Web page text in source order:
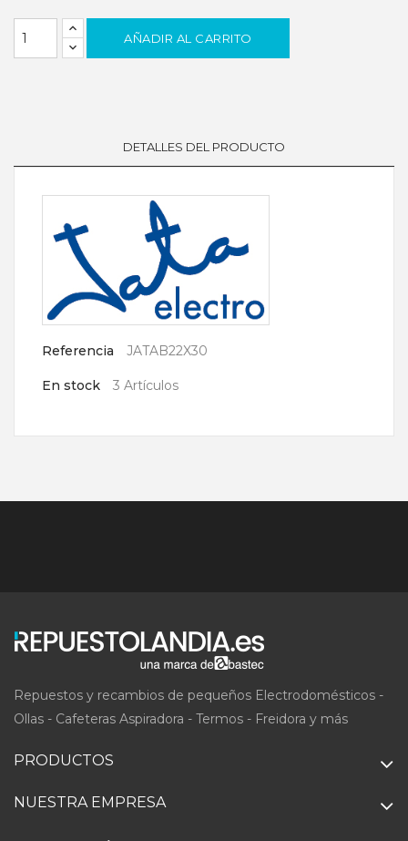
AÑADIR AL CARRITO
DETALLES DEL PRODUCTO
Referencia JATAB22X30
En stock 3 Artículos
Repuestos y recambios de pequeños Electrodomésticos -
Ollas - Cafeteras Aspiradora - Termos - Freidora y más
PRODUCTOS
NUESTRA EMPRESA